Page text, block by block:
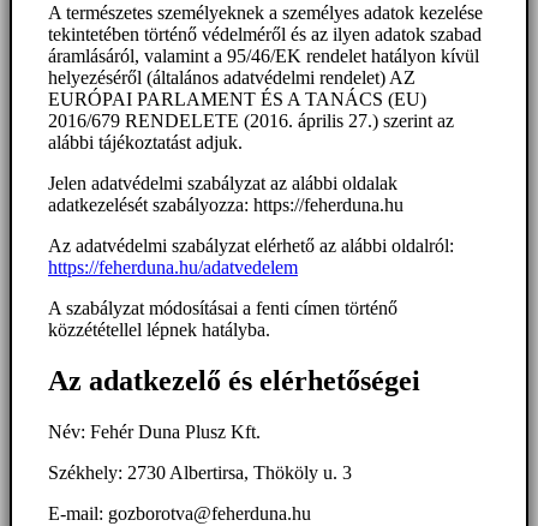
A természetes személyeknek a személyes adatok kezelése
tekintetében történő védelméről és az ilyen adatok szabad
áramlásáról, valamint a 95/46/EK rendelet hatályon kívül
helyezéséről (általános adatvédelmi rendelet) AZ
EURÓPAI PARLAMENT ÉS A TANÁCS (EU)
2016/679 RENDELETE (2016. április 27.) szerint az
alábbi tájékoztatást adjuk.
Jelen adatvédelmi szabályzat az alábbi oldalak
adatkezelését szabályozza: https://feherduna.hu
Az adatvédelmi szabályzat elérhető az alábbi oldalról:
https://feherduna.hu/adatvedelem
A szabályzat módosításai a fenti címen történő
közzététellel lépnek hatályba.
Az adatkezelő és elérhetőségei
Név: Fehér Duna Plusz Kft.
Székhely: 2730 Albertirsa, Thököly u. 3
E-mail: gozborotva@feherduna.hu